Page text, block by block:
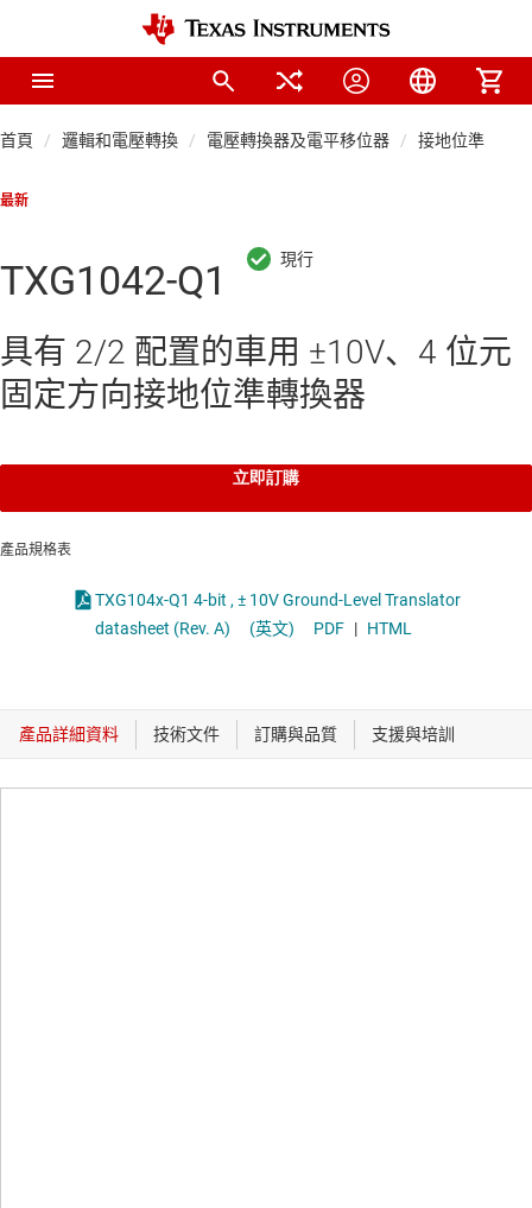
首頁 邏輯和電壓轉換 電壓轉換器及電平移位器 接地位準轉換
最新
TXG1042-Q1
具有 2/2 配置的車用 ±10V、4 位元
固定方向接地位準轉換器
立即訂購
產品規格表
TXG104x-Q1 4-bit , ± 10V Ground-Level Translator
datasheet (Rev. A)
(英文) PDF | HTML